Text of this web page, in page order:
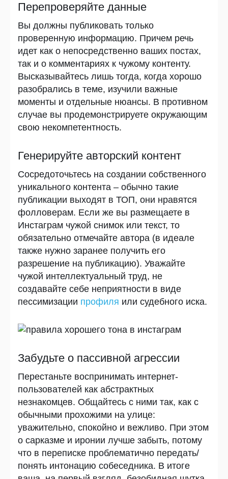
Перепроверяйте данные
Вы должны публиковать только
проверенную информацию. Причем речь
идет как о непосредственно ваших постах,
так и о комментариях к чужому контенту.
Высказывайтесь лишь тогда, когда хорошо
разобрались в теме, изучили важные
моменты и отдельные нюансы. В противном
случае вы продемонстрируете окружающим
свою некомпетентность.
Генерируйте авторский контент
Сосредоточьтесь на создании собственного
уникального контента – обычно такие
публикации выходят в ТОП, они нравятся
фолловерам. Если же вы размещаете в
Инстаграм чужой снимок или текст, то
обязательно отмечайте автора (в идеале
также нужно заранее получить его
разрешение на публикацию). Уважайте
чужой интеллектуальный труд, не
создавайте себе неприятности в виде
пессимизации профиля или судебного иска.
Забудьте о пассивной агрессии
Перестаньте воспринимать интернет-
пользователей как абстрактных
незнакомцев. Общайтесь с ними так, как с
обычными прохожими на улице:
уважительно, спокойно и вежливо. При этом
о сарказме и иронии лучше забыть, потому
что в переписке проблематично передать/
понять интонацию собеседника. В итоге